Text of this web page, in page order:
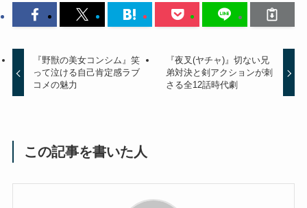
『野獣の美女コンシム』笑
って泣ける自己肯定感ラブ
コメの魅力
『夜叉(ヤチャ)』切ない兄
弟対決と剣アクションが刺
さる全12話時代劇
この記事を書いた人